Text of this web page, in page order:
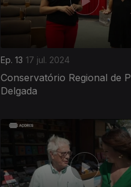
Ep. 13 17 jul. 2024
Conservatório Regional de
Delgada